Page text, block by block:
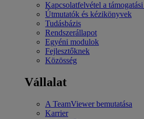
Kapcsolatfelvétel a támogatási
Útmutatók és kézikönyvek
Tudásbázis
Rendszerállapot
Egyéni modulok
Fejlesztőknek
Közösség
Vállalat
A TeamViewer bemutatása
Karrier